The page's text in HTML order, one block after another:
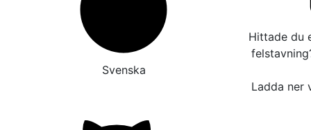
Svenska
Hittade du
Ladda ner